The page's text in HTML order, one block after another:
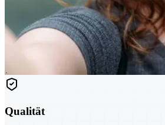
Qualität